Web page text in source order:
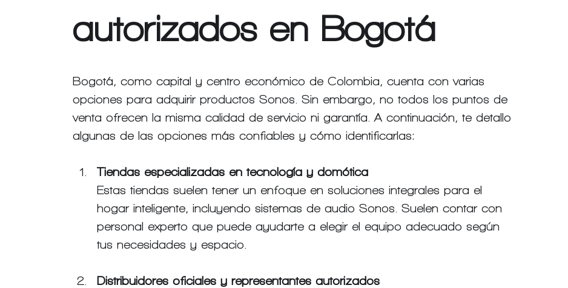
autorizados en Bogotá
Bogotá, como capital y centro económico de Colombia, cuenta con varias
opciones para adquirir productos Sonos. Sin embargo, no todos los puntos de
venta ofrecen la misma calidad de servicio ni garantía. A continuación, te detallo
algunas de las opciones más confiables y cómo identificarlas:
Tiendas especializadas en tecnología y domótica
Estas tiendas suelen tener un enfoque en soluciones integrales para el
hogar inteligente, incluyendo sistemas de audio Sonos. Suelen contar con
personal experto que puede ayudarte a elegir el equipo adecuado según
tus necesidades y espacio.
Distribuidores oficiales y representantes autorizados